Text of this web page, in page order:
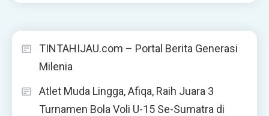
TINTAHIJAU.com – Portal Berita Generasi
Milenia
Atlet Muda Lingga, Afiqa, Raih Juara 3
Turnamen Bola Voli U-15 Se-Sumatra di